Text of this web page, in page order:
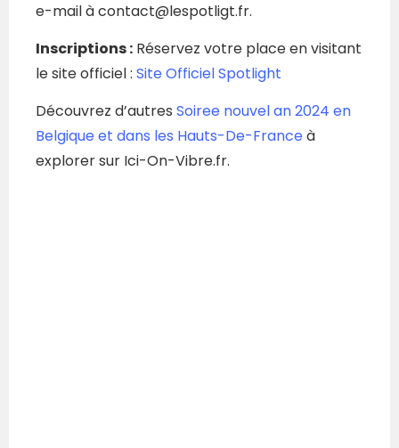
e-mail à contact@lespotligt.fr.
Inscriptions : Réservez votre place en visitant
le site officiel : Site Officiel Spotlight
Découvrez d’autres Soiree nouvel an 2024 en
Belgique et dans les Hauts-De-Franceà
explorer sur Ici-On-Vibre.fr.